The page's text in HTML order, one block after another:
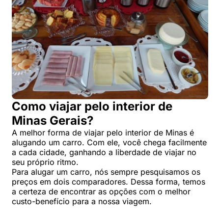
Como viajar pelo interior de
Minas Gerais?
A melhor forma de viajar pelo interior de Minas é
alugando um carro. Com ele, você chega facilmente
a cada cidade, ganhando a liberdade de viajar no
seu próprio ritmo.
Para alugar um carro, nós sempre pesquisamos os
preços em dois comparadores. Dessa forma, temos
a certeza de encontrar as opções com o melhor
custo-benefício para a nossa viagem.